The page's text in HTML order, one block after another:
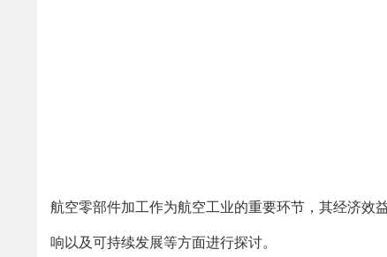
航空零部件加工作为航空工业的重要环节，其经济效
响以及可持续发展等方面进行探讨。